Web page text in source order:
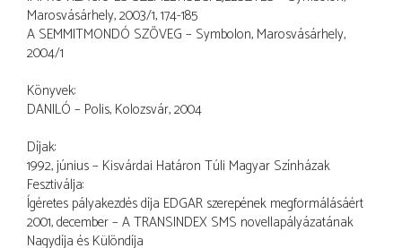
Marosvásárhely, 2003/1, 174-185
A SEMMITMONDÓ SZÖVEG – Symbolon, Marosvásárhely,
2004/1
Könyvek:
DANILÓ – Polis, Kolozsvár, 2004
Díjak:
1992, június – Kisvárdai Határon Túli Magyar Színházak
Fesztiválja:
Ígéretes pályakezdés díja EDGAR szerepének megformálásáért
2001, december – A TRANSINDEX SMS novellapályázatának
Nagydíja és Különdíja